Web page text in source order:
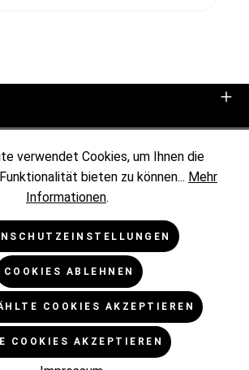
exkl. gesetzl. Mehrwertsteuer zzgl.
und ggf. Nachnahmegebühren, wenn nicht
verwendet Cookies, um Ihnen die
bieten zu können... Mehr
Informationen.
COOKIES ABLEHNEN
COOKIES AKZEPTIEREN
COOKIES AKZEPTIEREN